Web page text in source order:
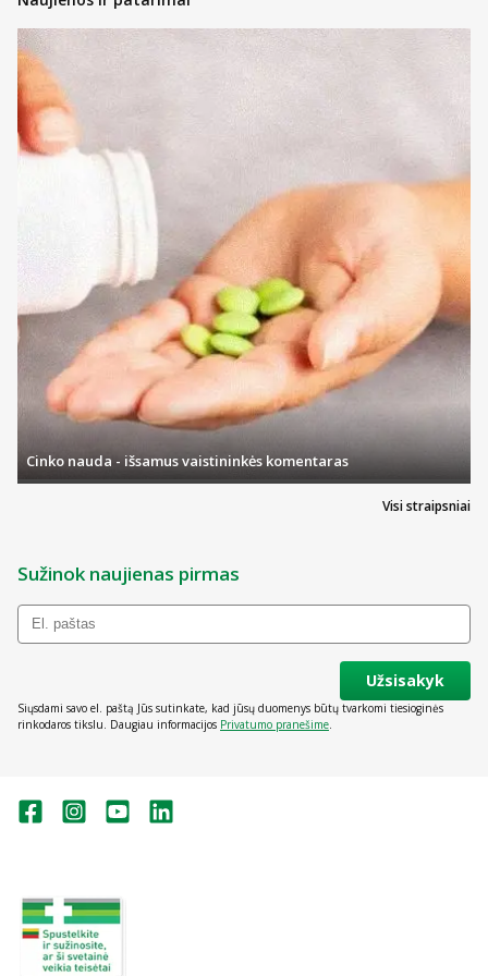
Visi straipsniai
Cinko nauda - išsamus vaistininkės komentaras
Sužinok naujienas pirmas
Užsisakyk
Siųsdami savo el. paštą Jūs sutinkate, kad jūsų duomenys būtų tvarkomi tiesioginės
rinkodaros tikslu. Daugiau informacijos Privatumo pranešime.